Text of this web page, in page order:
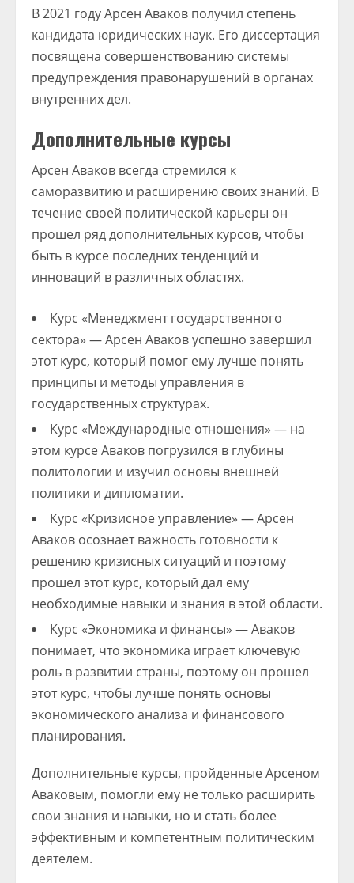
В 2021 году Арсен Аваков получил степень
кандидата юридических наук. Его диссертация
посвящена совершенствованию системы
предупреждения правонарушений в органах
внутренних дел.
Дополнительные курсы
Арсен Аваков всегда стремился к
саморазвитию и расширению своих знаний. В
течение своей политической карьеры он
прошел ряд дополнительных курсов, чтобы
быть в курсе последних тенденций и
инноваций в различных областях.
Курс «Менеджмент государственного
сектора» — Арсен Аваков успешно завершил
этот курс, который помог ему лучше понять
принципы и методы управления в
государственных структурах.
Курс «Международные отношения» — на
этом курсе Аваков погрузился в глубины
политологии и изучил основы внешней
политики и дипломатии.
Курс «Кризисное управление» — Арсен
Аваков осознает важность готовности к
решению кризисных ситуаций и поэтому
прошел этот курс, который дал ему
необходимые навыки и знания в этой области.
Курс «Экономика и финансы» — Аваков
понимает, что экономика играет ключевую
роль в развитии страны, поэтому он прошел
этот курс, чтобы лучше понять основы
экономического анализа и финансового
планирования.
Дополнительные курсы, пройденные Арсеном
Аваковым, помогли ему не только расширить
свои знания и навыки, но и стать более
эффективным и компетентным политическим
деятелем.